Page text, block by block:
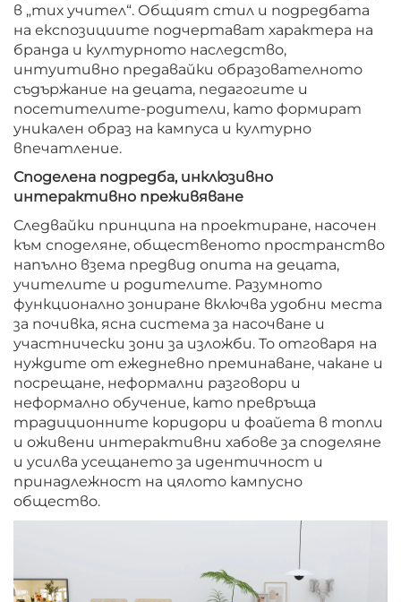
в „тих учител“. Общият стил и подредбата
на експозициите подчертават характера на
бранда и културното наследство,
интуитивно предавайки образователното
съдържание на децата, педагогите и
посетителите-родители, като формират
уникален образ на кампуса и културно
впечатление.
Споделена подредба, инклюзивно
интерактивно преживяване
Следвайки принципа на проектиране, насочен
към споделяне, общественото пространство
напълно взема предвид опита на децата,
учителите и родителите. Разумното
функционално зониране включва удобни места
за почивка, ясна система за насочване и
участнически зони за изложби. То отговаря на
нуждите от ежедневно преминаване, чакане и
посрещане, неформални разговори и
неформално обучение, като превръща
традиционните коридори и фоайета в топли
и оживени интерактивни хабове за споделяне
и усилва усещането за идентичност и
принадлежност на цялото кампусно
общество.